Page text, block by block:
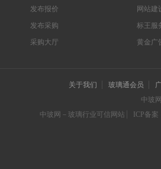
发布报价
发布采购
采购大厅
网站建
标王服
黄金广
关于我们 玻璃通会员
中玻网
中玻网－玻璃行业可信网站
ICP备